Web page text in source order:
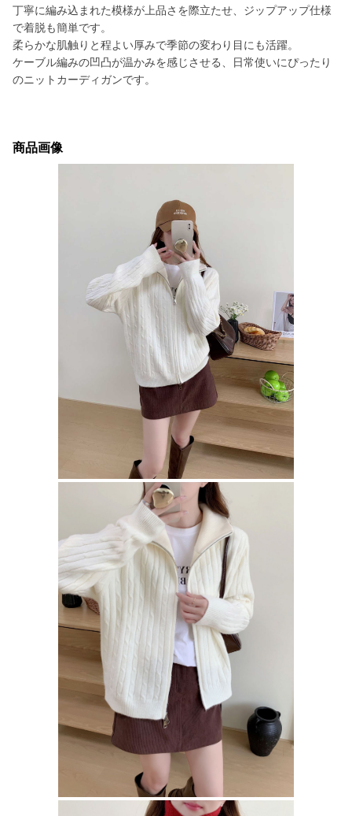
丁寧に編み込まれた模様が上品さを際立たせ、ジップアップ仕様
で着脱も簡単です。
柔らかな肌触りと程よい厚みで季節の変わり目にも活躍。
ケーブル編みの凹凸が温かみを感じさせる、日常使いにぴったり
のニットカーディガンです。
商品画像